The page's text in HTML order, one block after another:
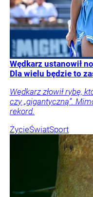
Wędkarz ustanowił
Dla wielu będzie to
Wędkarz złowił rybę,
czy „gigantyczną”.
rekord.
ŻycieŚwiatSport